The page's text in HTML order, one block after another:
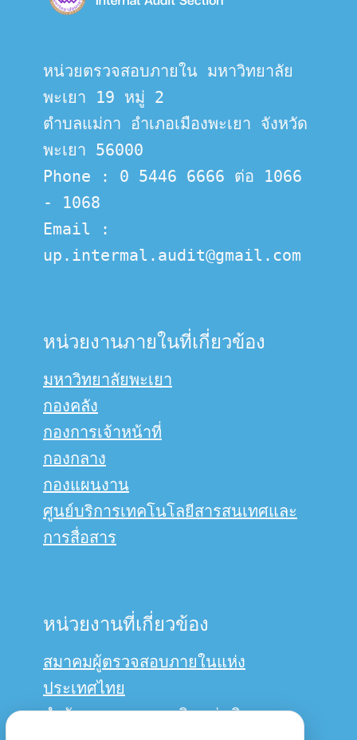
หน่วยตรวจสอบภายใน มหาวิทยาลัย
พะเยา 19 หมู่ 2
ตำบลแม่กา อำเภอเมืองพะเยา จังหวัด
พะเยา 56000
Phone : 0 5446 6666 ต่อ 1066
- 1068
Email :
up.intermal.audit@gmail.com
หน่วยงานภายในที่เกี่ยวข้อง
มหาวิทยาลัยพะเยา
กองคลัง
กองการเจ้าหน้าที่
กองกลาง
กองแผนงาน
ศูนย์บริการเทคโนโลยีสารสนเทศและ
การสื่อสาร
หน่วยงานที่เกี่ยวข้อง
สมาคมผู้ตรวจสอบภายในแห่ง
ประเทศไทย
สำนักงานการตรวจเงินแผ่นดิน